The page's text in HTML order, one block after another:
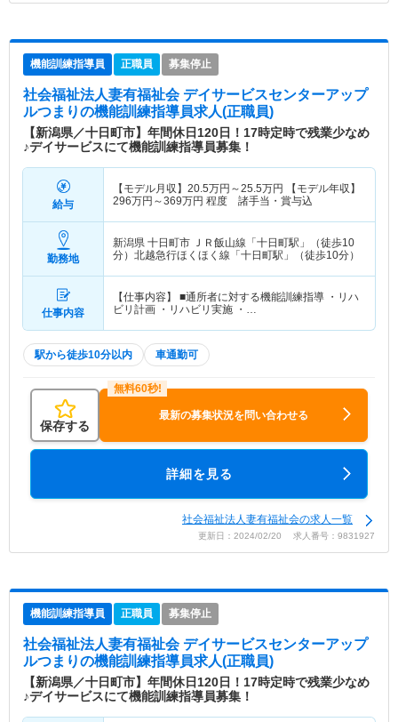
機能訓練指導員 正職員 募集停止
社会福祉法人妻有福祉会 デイサービスセンターアップ
ルつまりの機能訓練指導員求人(正職員)
【新潟県／十日町市】年間休日120日！17時定時で残業少なめ
♪デイサービスにて機能訓練指導員募集！
給与
【モデル月収】 20.5万円～25.5万円
【モデル年収】
296万円～369万円 程度 諸手当・賞与込
勤務地
新潟県 十日町市 ＪＲ飯山線「十日町駅」（徒歩10
分）北越急行ほくほく線「十日町駅」（徒歩10分）
仕事内容
【仕事内容】 ■通所者に対する機能訓練指導 ・リハ
ビリ計画 ・リハビリ実施 ・…
駅から徒歩10分以内 車通勤可
保存する
最新の募集状況を問い合わせる
詳細を見る
社会福祉法人妻有福祉会の求人一覧
更新日：2024/02/20 求人番号：9831927
機能訓練指導員 正職員 募集停止
社会福祉法人妻有福祉会 デイサービスセンターアップ
ルつまりの機能訓練指導員求人(正職員)
【新潟県／十日町市】年間休日120日！17時定時で残業少なめ
♪デイサービスにて機能訓練指導員募集！